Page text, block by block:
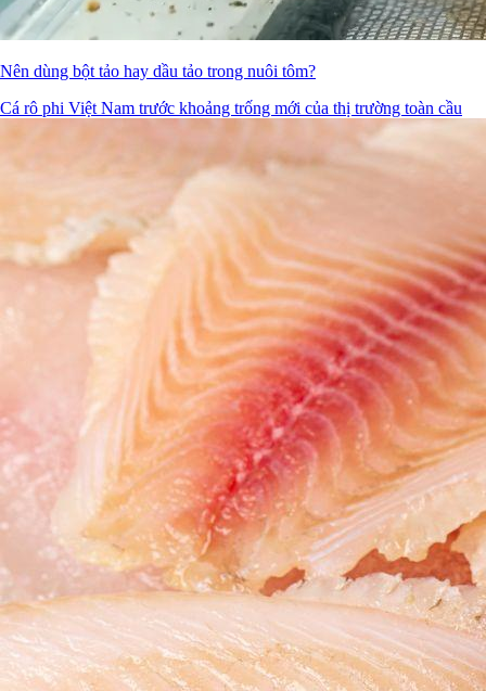
Nên dùng bột tảo hay dầu tảo trong nuôi tôm?
Cá rô phi Việt Nam trước khoảng trống mới của thị trường toàn cầu